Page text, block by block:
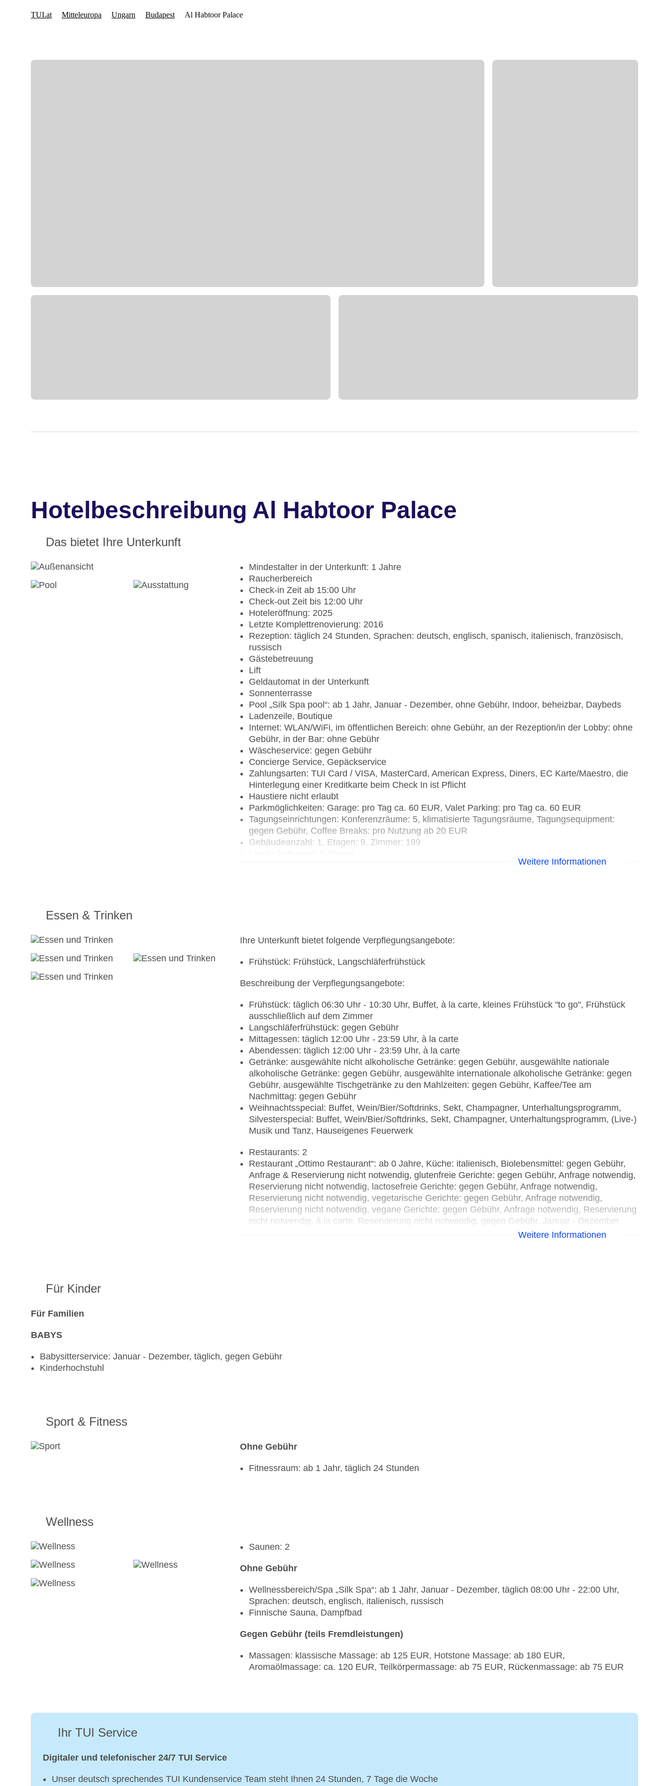
Hotelbeschreibung Al Habtoor Palace
Das bietet Ihre Unterkunft
Mindestalter in der Unterkunft: 1 Jahre
Raucherbereich
Check-in Zeit ab 15:00 Uhr
Check-out Zeit bis 12:00 Uhr
Hoteleröffnung: 2025
Letzte Komplettrenovierung: 2016
Rezeption: täglich 24 Stunden, Sprachen: deutsch, englisch, spanisch, italienisch, französisch,
russisch
Gästebetreuung
Lift
Geldautomat in der Unterkunft
Sonnenterrasse
Pool „Silk Spa pool“: ab 1 Jahr, Januar - Dezember, ohne Gebühr, Indoor, beheizbar, Daybeds
Ladenzeile, Boutique
Internet: WLAN/WiFi, im öffentlichen Bereich: ohne Gebühr, an der Rezeption/in der Lobby: ohne
Gebühr, in der Bar: ohne Gebühr
Wäscheservice: gegen Gebühr
Concierge Service, Gepäckservice
Zahlungsarten: TUI Card / VISA, MasterCard, American Express, Diners, EC Karte/Maestro, die
Hinterlegung einer Kreditkarte beim Check In ist Pflicht
Haustiere nicht erlaubt
Parkmöglichkeiten: Garage: pro Tag ca. 60 EUR, Valet Parking: pro Tag ca. 60 EUR
Tagungseinrichtungen: Konferenzräume: 5, klimatisierte Tagungsräume, Tagungsequipment:
gegen Gebühr, Coffee Breaks: pro Nutzung ab 20 EUR
Gebäudeanzahl: 1, Etagen: 9, Zimmer: 199
Weitere Informationen
Essen & Trinken
Ihre Unterkunft bietet folgende Verpflegungsangebote:
Frühstück: Frühstück, Langschläferfrühstück
Beschreibung der Verpflegungsangebote:
Frühstück: täglich 06:30 Uhr - 10:30 Uhr, Buffet, à la carte, kleines Frühstück "to go", Frühstück
ausschließlich auf dem Zimmer
Langschläferfrühstück: gegen Gebühr
Mittagessen: täglich 12:00 Uhr - 23:59 Uhr, à la carte
Abendessen: täglich 12:00 Uhr - 23:59 Uhr, à la carte
Getränke: ausgewählte nicht alkoholische Getränke: gegen Gebühr, ausgewählte nationale
alkoholische Getränke: gegen Gebühr, ausgewählte internationale alkoholische Getränke: gegen
Gebühr, ausgewählte Tischgetränke zu den Mahlzeiten: gegen Gebühr, Kaffee/Tee am
Nachmittag: gegen Gebühr
Weihnachtsspecial: Buffet, Wein/Bier/Softdrinks, Sekt, Champagner, Unterhaltungsprogramm,
Silvesterspecial: Buffet, Wein/Bier/Softdrinks, Sekt, Champagner, Unterhaltungsprogramm, (Live-)
Musik und Tanz, Hauseigenes Feuerwerk
Restaurants: 2
Restaurant „Ottimo Restaurant“: ab 0 Jahre, Küche: italienisch, Biolebensmittel: gegen Gebühr,
Anfrage & Reservierung nicht notwendig, glutenfreie Gerichte: gegen Gebühr, Anfrage notwendig,
Reservierung nicht notwendig, lactosefreie Gerichte: gegen Gebühr, Anfrage notwendig,
Reservierung nicht notwendig, vegetarische Gerichte: gegen Gebühr, Anfrage notwendig,
Reservierung nicht notwendig, vegane Gerichte: gegen Gebühr, Anfrage notwendig, Reservierung
nicht notwendig, à la carte, Reservierung nicht notwendig, gegen Gebühr, Januar - Dezember,
täglich 12:00 Uhr - 23:59 Uhr, klimatisierbar, mit Terrasse, KinderhochstuhlWeitere Informationen
Für Kinder
Für Familien
BABYS
Babysitterservice: Januar - Dezember, täglich, gegen Gebühr
Kinderhochstuhl
Sport & Fitness
Ohne Gebühr
Fitnessraum: ab 1 Jahr, täglich 24 Stunden
Wellness
Saunen: 2
Ohne Gebühr
Wellnessbereich/Spa „Silk Spa“: ab 1 Jahr, Januar - Dezember, täglich 08:00 Uhr - 22:00 Uhr,
Sprachen: deutsch, englisch, italienisch, russisch
Finnische Sauna, Dampfbad
Gegen Gebühr (teils Fremdleistungen)
Massagen: klassische Massage: ab 125 EUR, Hotstone Massage: ab 180 EUR,
Aromaölmassage: ca. 120 EUR, Teilkörpermassage: ab 75 EUR, Rückenmassage: ab 75 EUR
Ihr TUI Service
Digitaler und telefonischer 24/7 TUI Service
Unser deutsch sprechendes TUI Kundenservice Team steht Ihnen 24 Stunden, 7 Tage die Woche